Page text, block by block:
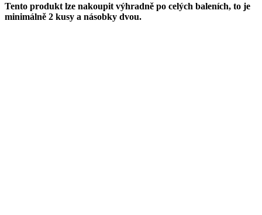
Tento produkt lze nakoupit výhradně po celých baleních, to je
minimálně 2 kusy a násobky dvou.